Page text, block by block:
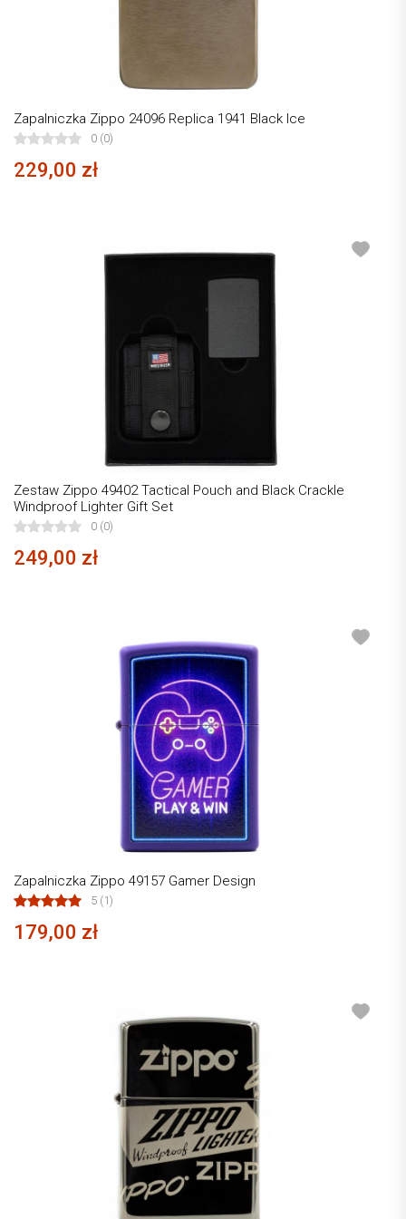
Zapalniczka Zippo 24096 Replica 1941 Black Ice
0 (0)
229,00 zł
Zestaw Zippo 49402 Tactical Pouch and Black Crackle
Windproof Lighter Gift Set
0 (0)
249,00 zł
Zapalniczka Zippo 49157 Gamer Design
5 (1)
179,00 zł